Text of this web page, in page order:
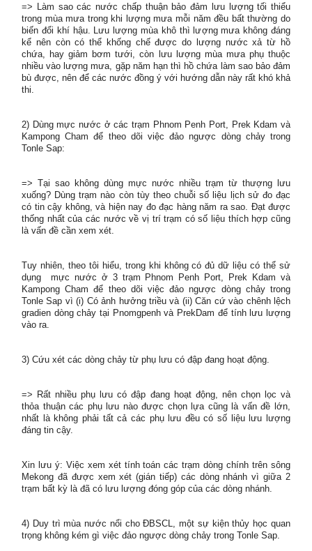
=> Làm sao các nước chấp thuận bảo đảm lưu lượng tối thiểu
trong mùa mưa trong khi lượng mưa mỗi năm đều bất thường do
biến đổi khí hậu. Lưu lượng mùa khô thì lượng mưa không đáng
kể nên còn có thể khống chế được do lượng nước xả từ hồ
chứa, hay giảm bơm tưới, còn lưu lượng mùa mưa phụ thuộc
nhiều vào lượng mưa, gặp năm hạn thì hồ chứa làm sao bảo đảm
bù được, nên để các nước đồng ý với hướng dẫn này rất khó khả
thi.
2) Dùng mực nước ở các trạm Phnom Penh Port, Prek Kdam và
Kampong Cham để theo dõi việc đảo ngược dòng chảy trong
Tonle Sap:
=> Tại sao không dùng mực nước nhiều trạm từ thượng lưu
xuống? Dùng trạm nào còn tùy theo chuỗi số liệu lịch sử đo đạc
có tin cậy không, và hiện nay đo đạc hàng năm ra sao. Đạt được
thống nhất của các nước về vị trí trạm có số liệu thích hợp cũng
là vấn đề cần xem xét.
Tuy nhiên, theo tôi hiểu, trong khi không có đủ dữ liệu có thể sử
dụng mực nước ở 3 trạm Phnom Penh Port, Prek Kdam và
Kampong Cham để theo dõi việc đảo ngược dòng chảy trong
Tonle Sap vì (i) Có ảnh hưởng triều và (ii) Căn cứ vào chênh lệch
gradien dòng chảy tại Pnomgpenh và PrekDam để tính lưu lượng
vào ra.
3) Cứu xét các dòng chảy từ phụ lưu có đập đang hoạt động.
=> Rất nhiều phụ lưu có đập đang hoạt động, nên chọn lọc và
thỏa thuận các phụ lưu nào được chọn lựa cũng là vấn đề lớn,
nhất là không phải tất cả các phụ lưu đều có số liệu lưu lượng
đáng tin cậy.
Xin lưu ý: Việc xem xét tính toán các trạm dòng chính trên sông
Mekong đã được xem xét (gián tiếp) các dòng nhánh vì giữa 2
trạm bất kỳ là đã có lưu lượng đóng góp của các dòng nhánh.
4) Duy trì mùa nước nổi cho ĐBSCL, một sự kiện thủy học quan
trọng không kém gì việc đảo ngược dòng chảy trong Tonle Sap.